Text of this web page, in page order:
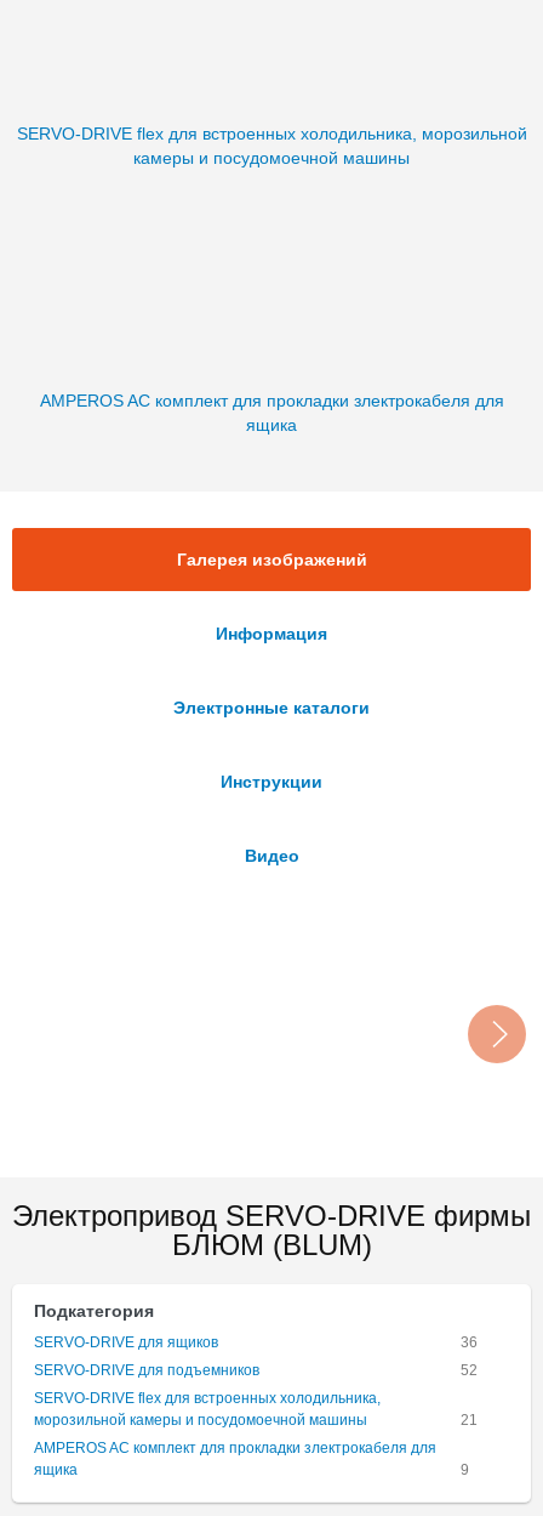
SERVO-DRIVE flex для встроенных холодильника, морозильной
камеры и посудомоечной машины
AMPEROS AC комплект для прокладки злектрокабеля для
ящика
Галерея изображений
Информация
Электронные каталоги
Инструкции
Видео
Электропривод SERVO-DRIVE фирмы
БЛЮМ (BLUM)
Подкатегория
SERVO-DRIVE для ящиков
36
SERVO-DRIVE для подъемников
52
SERVO-DRIVE flex для встроенных холодильника,
морозильной камеры и посудомоечной машины
21
AMPEROS AC комплект для прокладки злектрокабеля для
ящика
9